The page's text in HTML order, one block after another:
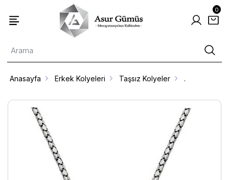
0
Anasayfa Erkek Kolyeleri Taşsız Kolyeler .